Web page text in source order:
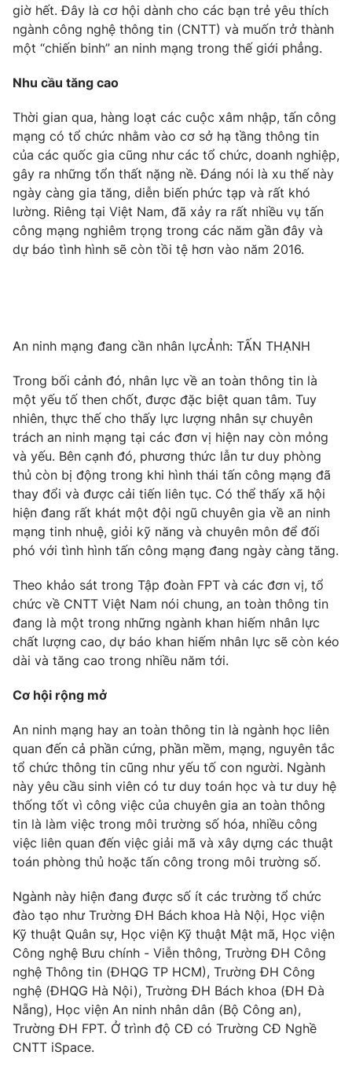
Phim VTV
Hậu trường
Nhân vật
Khán giả
Giải sao mai
Giải trí
Sao
Đời sống
Du lịch
Làm đẹp
Chất lượng cuộc sống
Giáo dục
Tuyển sinh
Học trực tuyến
Công nghệ
Hitech Công nghệ tương lai
Sản phẩm
Giao lưu trực tuyến
Lịch phát sóng
Emagazine Podcast
Photo Infographic
Video Shorts video
VTV Money VTV Thể thao
VTV Sức khoẻ Bất động sản
VTV4 Vươn mình bằng AI
VTV9 VTV8
THỜI BÁO VTV
Theo dõi báo trên
Cơ quan chủ quản:Đài Truyền hình Việt Nam
Cơ quan báo chí:Thời báo VTV
Giấy phép hoạt động báo in và báo điện tử số 483/GP-BTTTT
cấp ngày 29/12/2023
Tổng Biên tập: Vũ Thanh Thủy
Phó Tổng Biên tập:Nguyễn Thị Mỹ Hạnh, Phạm Quốc Thắng,
Nguyễn Trọng Ninh
Tổng đài VTV:024.38 355 931 - 024.38 355 932
giờ hết. Đây là cơ hội dành cho các bạn trẻ yêu thích
ngành công nghệ thông tin (CNTT) và muốn trở thành
một “chiến binh” an ninh mạng trong thế giới phẳng.
Nhu cầu tăng cao
Thời gian qua, hàng loạt các cuộc xâm nhập, tấn công
mạng có tổ chức nhằm vào cơ sở hạ tầng thông tin
của các quốc gia cũng như các tổ chức, doanh nghiệp,
gây ra những tổn thất nặng nề. Đáng nói là xu thế này
ngày càng gia tăng, diễn biến phức tạp và rất khó
lường. Riêng tại Việt Nam, đã xảy ra rất nhiều vụ tấn
công mạng nghiêm trọng trong các năm gần đây và
dự báo tình hình sẽ còn tồi tệ hơn vào năm 2016.
An ninh mạng đang cần nhân lựcẢnh: TẤN THẠNH
Trong bối cảnh đó, nhân lực về an toàn thông tin là
một yếu tố then chốt, được đặc biệt quan tâm. Tuy
nhiên, thực thế cho thấy lực lượng nhân sự chuyên
trách an ninh mạng tại các đơn vị hiện nay còn mỏng
và yếu. Bên cạnh đó, phương thức lẫn tư duy phòng
thủ còn bị động trong khi hình thái tấn công mạng đã
thay đổi và được cải tiến liên tục. Có thể thấy xã hội
hiện đang rất khát một đội ngũ chuyên gia về an ninh
mạng tinh nhuệ, giỏi kỹ năng và chuyên môn để đối
phó với tình hình tấn công mạng đang ngày càng tăng.
Theo khảo sát trong Tập đoàn FPT và các đơn vị, tổ
chức về CNTT Việt Nam nói chung, an toàn thông tin
đang là một trong những ngành khan hiếm nhân lực
chất lượng cao, dự báo khan hiếm nhân lực sẽ còn kéo
dài và tăng cao trong nhiều năm tới.
Cơ hội rộng mở
An ninh mạng hay an toàn thông tin là ngành học liên
quan đến cả phần cứng, phần mềm, mạng, nguyên tắc
tổ chức thông tin cũng như yếu tố con người. Ngành
này yêu cầu sinh viên có tư duy toán học và tư duy hệ
thống tốt vì công việc của chuyên gia an toàn thông
tin là làm việc trong môi trường số hóa, nhiều công
việc liên quan đến việc giải mã và xây dựng các thuật
toán phòng thủ hoặc tấn công trong môi trường số.
Ngành này hiện đang được số ít các trường tổ chức
đào tạo như Trường ĐH Bách khoa Hà Nội, Học viện
Kỹ thuật Quân sự, Học viện Kỹ thuật Mật mã, Học viện
Công nghệ Bưu chính - Viễn thông, Trường ĐH Công
nghệ Thông tin (ĐHQG TP HCM), Trường ĐH Công
nghệ (ĐHQG Hà Nội), Trường ĐH Bách khoa (ĐH Đà
Nẵng), Học viện An ninh nhân dân (Bộ Công an),
Trường ĐH FPT. Ở trình độ CĐ có Trường CĐ Nghề
CNTT iSpace.